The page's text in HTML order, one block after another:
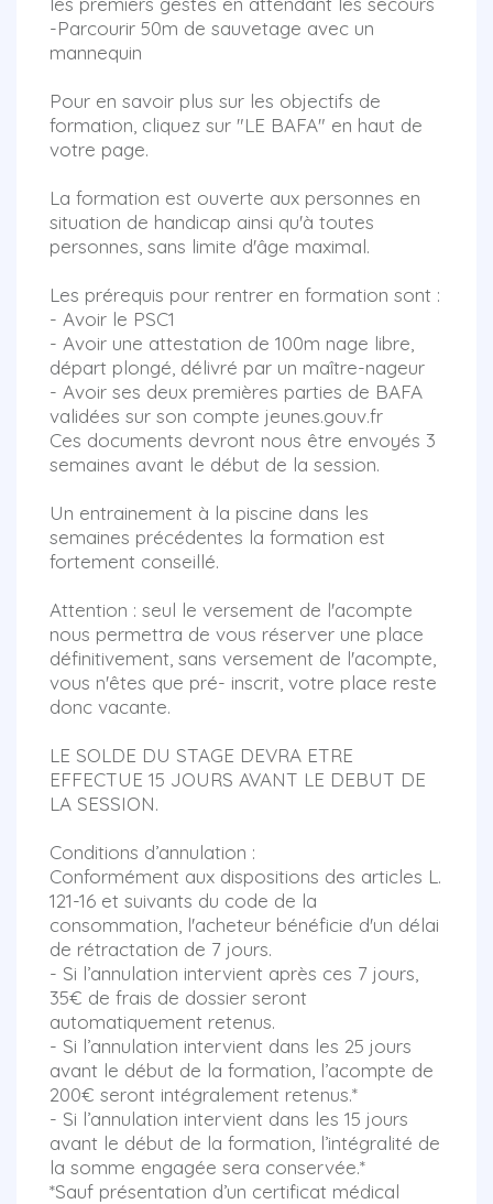
-Parcourir 50m de sauvetage avec un
mannequin
Pour en savoir plus sur les objectifs de
formation, cliquez sur "LE BAFA" en haut de
votre page.
La formation est ouverte aux personnes en
situation de handicap ainsi qu'à toutes
personnes, sans limite d'âge maximal.
Les prérequis pour rentrer en formation sont :
- Avoir le PSC1
- Avoir une attestation de 100m nage libre,
départ plongé, délivré par un maître-nageur
- Avoir ses deux premières parties de BAFA
validées sur son compte jeunes.gouv.fr
Ces documents devront nous être envoyés 3
semaines avant le début de la session.
Un entrainement à la piscine dans les
semaines précédentes la formation est
fortement conseillé.
Attention : seul le versement de l'acompte
nous permettra de vous réserver une place
définitivement, sans versement de l'acompte,
vous n'êtes que pré- inscrit, votre place reste
donc vacante.
LE SOLDE DU STAGE DEVRA ETRE
EFFECTUE 15 JOURS AVANT LE DEBUT DE
LA SESSION.
Conditions d’annulation :
Conformément aux dispositions des articles L.
121-16 et suivants du code de la
consommation, l'acheteur bénéficie d'un délai
de rétractation de 7 jours.
- Si l’annulation intervient après ces 7 jours,
35€ de frais de dossier seront
automatiquement retenus.
- Si l’annulation intervient dans les 25 jours
avant le début de la formation, l’acompte de
200€ seront intégralement retenus.*
- Si l’annulation intervient dans les 15 jours
avant le début de la formation, l’intégralité de
la somme engagée sera conservée.*
*Sauf présentation d’un certificat médical